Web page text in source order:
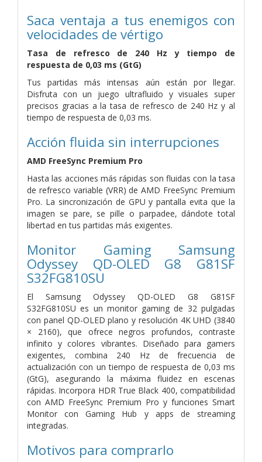
Saca ventaja a tus enemigos con
velocidades de vértigo
Tasa de refresco de 240 Hz y tiempo de
respuesta de 0,03 ms (GtG)
Tus partidas más intensas aún están por llegar.
Disfruta con un juego ultrafluido y visuales super
precisos gracias a la tasa de refresco de 240 Hz y al
tiempo de respuesta de 0,03 ms.
Acción fluida sin interrupciones
AMD FreeSync Premium Pro
Hasta las acciones más rápidas son fluidas con la tasa
de refresco variable (VRR) de AMD FreeSync Premium
Pro. La sincronización de GPU y pantalla evita que la
imagen se pare, se pille o parpadee, dándote total
libertad en tus partidas más exigentes.
Monitor Gaming Samsung
Odyssey QD-OLED G8 G81SF
S32FG810SU
El Samsung Odyssey QD-OLED G8 G81SF
S32FG810SU es un monitor gaming de 32 pulgadas
con panel QD-OLED plano y resolución 4K UHD (3840
× 2160), que ofrece negros profundos, contraste
infinito y colores vibrantes. Diseñado para gamers
exigentes, combina 240 Hz de frecuencia de
actualización con un tiempo de respuesta de 0,03 ms
(GtG), asegurando la máxima fluidez en escenas
rápidas. Incorpora HDR True Black 400, compatibilidad
con AMD FreeSync Premium Pro y funciones Smart
Monitor con Gaming Hub y apps de streaming
integradas.
Motivos para comprarlo